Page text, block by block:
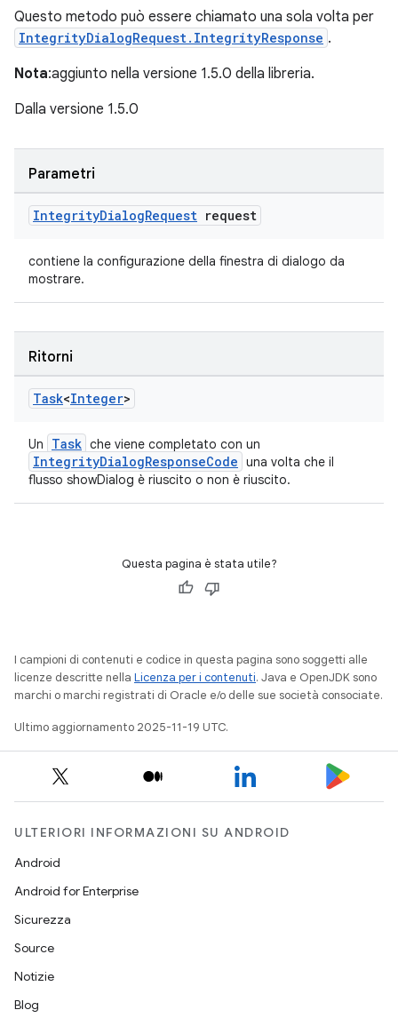
Questo metodo può essere chiamato una sola volta per
IntegrityDialogRequest.IntegrityResponse .
Nota:aggiunto nella versione 1.5.0 della libreria.
Dalla versione 1.5.0
Parametri
IntegrityDialogRequest request
contiene la configurazione della finestra di dialogo da
mostrare.
Ritorni
Task<Integer>
Un Task che viene completato con un
IntegrityDialogResponseCode una volta che il
flusso showDialog è riuscito o non è riuscito.
Questa pagina è stata utile?
I campioni di contenuti e codice in questa pagina sono soggetti alle
licenze descritte nella Licenza per i contenuti. Java e OpenJDK sono
marchi o marchi registrati di Oracle e/o delle sue società consociate.
Ultimo aggiornamento 2025-11-19 UTC.
ULTERIORI INFORMAZIONI SU ANDROID
Android
Android for Enterprise
Sicurezza
Source
Notizie
Blog